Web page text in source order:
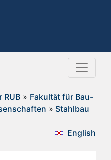
RUB» Fakultät für Bau-
» Stahlbau
English